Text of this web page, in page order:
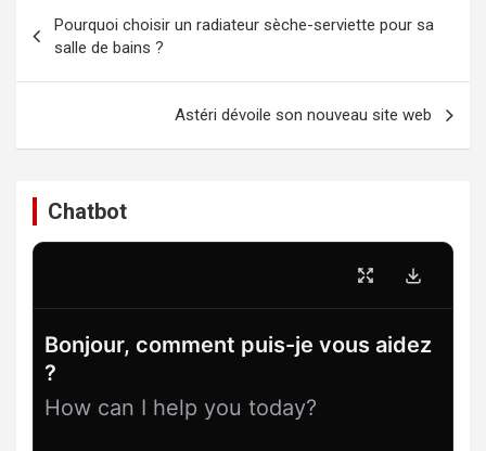
de
l’article
Pourquoi choisir un radiateur sèche-serviette pour sa
salle de bains ?
Astéri dévoile son nouveau site web
Chatbot
Bonjour, comment puis-je vous aidez
?
How can I help you today?